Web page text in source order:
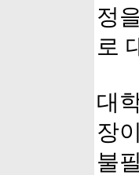
정
로
대
장
불